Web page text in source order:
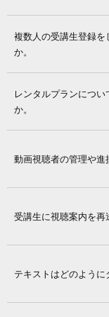
複数人の受講生登録
か。
レンタルプランにつ
か。
動画視聴者の管理や進
受講生に視聴案内を再
テキストはどのよう